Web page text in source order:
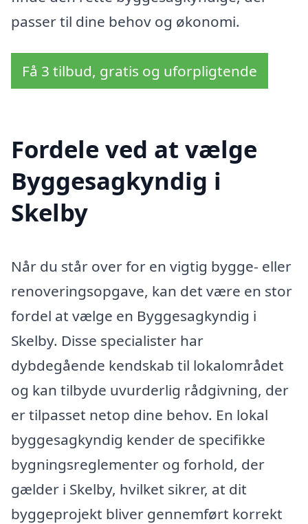
passer til dine behov og økonomi.
Få 3 tilbud, gratis og uforpligtende
Fordele ved at vælge
Byggesagkyndig i
Skelby
Når du står over for en vigtig bygge- eller
renoveringsopgave, kan det være en stor
fordel at vælge en Byggesagkyndig i
Skelby. Disse specialister har
dybdegående kendskab til lokalområdet
og kan tilbyde uvurderlig rådgivning, der
er tilpasset netop dine behov. En lokal
byggesagkyndig kender de specifikke
bygningsreglementer og forhold, der
gælder i Skelby, hvilket sikrer, at dit
byggeprojekt bliver gennemført korrekt